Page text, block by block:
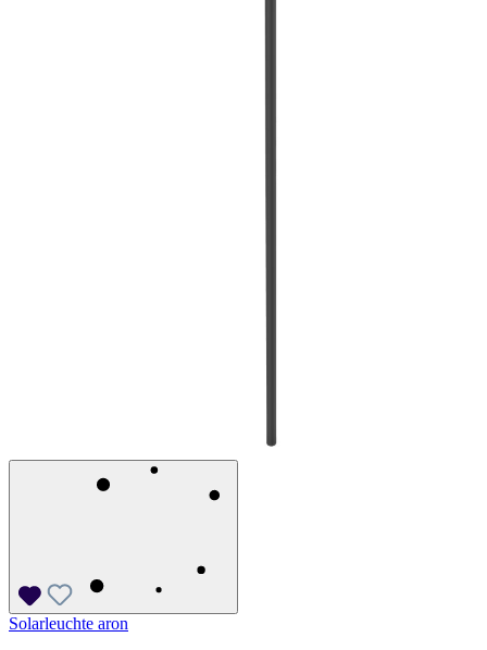
Solarleuchte aron